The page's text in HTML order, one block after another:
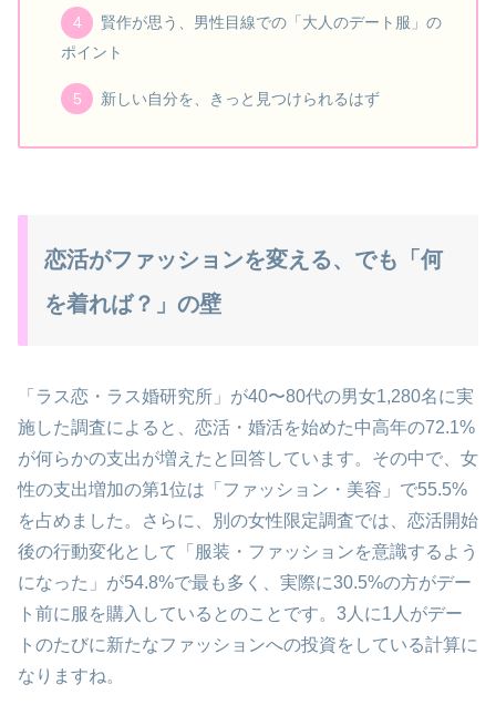
賢作が思う、男性目線での「大人のデート服」の
ポイント
新しい自分を、きっと見つけられるはず
恋活がファッションを変える、でも「何
を着れば？」の壁
「ラス恋・ラス婚研究所」が40〜80代の男女1,280名に実
施した調査によると、恋活・婚活を始めた中高年の72.1%
が何らかの支出が増えたと回答しています。その中で、女
性の支出増加の第1位は「ファッション・美容」で55.5%
を占めました。さらに、別の女性限定調査では、恋活開始
後の行動変化として「服装・ファッションを意識するよう
になった」が54.8%で最も多く、実際に30.5%の方がデー
ト前に服を購入しているとのことです。3人に1人がデー
トのたびに新たなファッションへの投資をしている計算に
なりますね。